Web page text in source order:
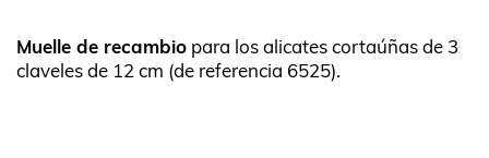
Muelle de recambio para los alicates cortaúñas de 3
claveles de 12 cm (de referencia 6525).